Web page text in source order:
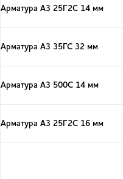
Арматура А3 25Г2С 14 мм
Арматура А3 35ГС 32 мм
Арматура А3 500С 14 мм
Арматура А3 25Г2С 16 мм